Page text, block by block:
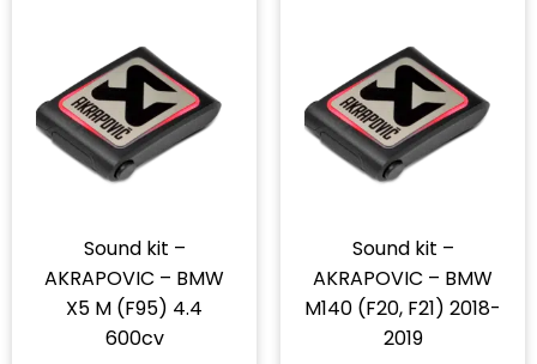
Sound kit –
AKRAPOVIC – BMW
X5 M (F95) 4.4
600cv
Sound kit –
AKRAPOVIC – BMW
M140 (F20, F21) 2018-
2019